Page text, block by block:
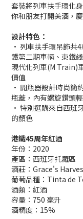
套裝將列車扶手環化
你和朋友打開美酒，
設計特色：
• 列車扶手環吊飾共
鐵第二期車輛、東鐵
現代化列車(M Train)
價值
• 開瓶器設計時尚簡
瓶蓋，內有螺旋鑽頭
• 特別選購來自西班
的顏色
港鐵45周年紅酒
年份：2020
產區：西班牙托羅區
酒莊：Grace's
葡萄品種：Tinta de
酒類：紅酒
容量：750 毫升
酒精度：15%